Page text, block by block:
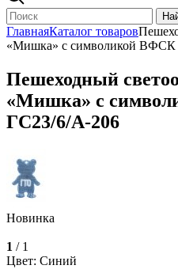
ГлавнаяКаталог товаров
«Мишка» с символикой
Пешеходный
«Мишка» с
ГС23/6/А-206
Новинка
1 / 1
Цвет: Синий